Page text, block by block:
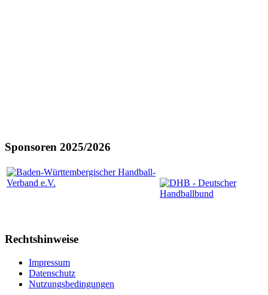
Sponsoren 2025/2026
Rechtshinweise
Impressum
Datenschutz
Nutzungsbedingungen